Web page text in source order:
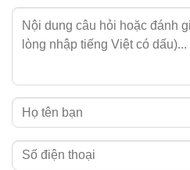
- Nên giặt rèm vải bằng tay
nhàng.
- Tham khảo
hiện đúng cách.